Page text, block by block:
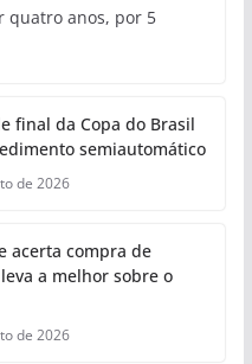
quatro anos, por 5
final da Copa do Brasil
semiautomático
de 2026
acerta compra de
a melhor sobre o
de 2026